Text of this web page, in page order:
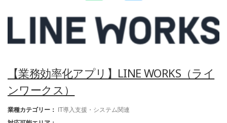
【業務効率化アプリ】LINE WORKS（ライ
ンワークス）
業種カテゴリー： IT導入支援・システム関連